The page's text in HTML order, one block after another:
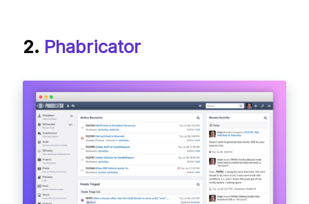
2. Phabricator